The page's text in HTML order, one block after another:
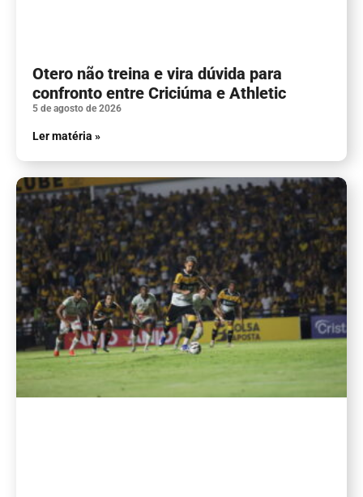
Otero não treina e vira dúvida para
confronto entre Criciúma e Athletic
5 de agosto de 2026
Ler matéria »